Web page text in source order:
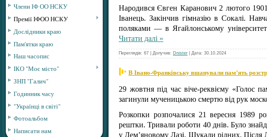
Члени ІФ ОО НСКУ
Премії ІФОО НСКУ
Дослідники краю
Пам'ятки краю
Наш часопис
ІКО "Моє місто"
ЗНП "Галич"
Годинник часу
"Українці в світі"
Фотоальбом
Написати нам
Народився Євген Каранович 2 лютого
Іванець. Закінчив гімназію в Сокалі.
поляками — в Ягайлонському
Читати далі »
Переглядів: 67 | Долучив: Dnister | Дата: 30.10.2024
В Івано-Франківську вшанували пам’ять
29 жовтня під час віче-реквієму «Голос
загинули мученицькою смертю від рук
Розкопки розпочалися 21 вересня 1989
рештки. Тривали роботи 40 днів. Було
у Дем’яновому Лазі. Шукали рідних. Після